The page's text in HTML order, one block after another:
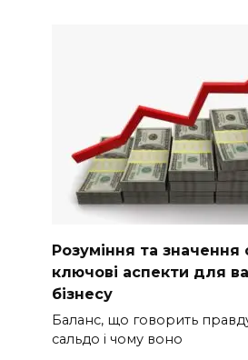
Розуміння та значення
ключові аспекти для
бізнесу
Баланс, що говорить
сальдо і чому воно